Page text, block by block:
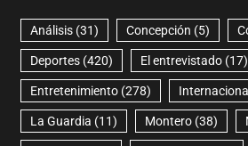
Análisis(31) Concepción (5)
Deportes(420) El entrevistado(17)
Entretenimiento(278) Internacional
La Guardia (11) Montero(38)